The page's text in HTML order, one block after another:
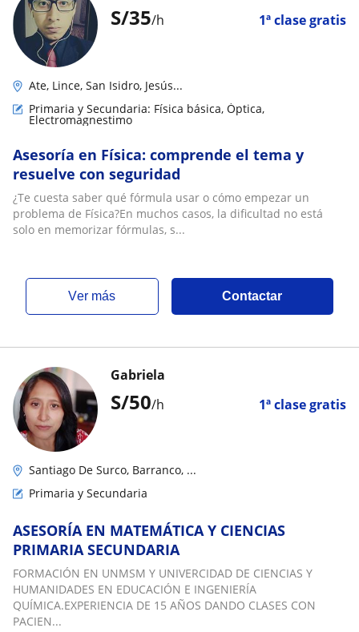
S/35/h 1ª clase gratis
Ate, Lince, San Isidro, Jesús...
Primaria y Secundaria: Física básica, Óptica,
Electromagnestimo
Asesoría en Física: comprende el tema y
resuelve con seguridad
¿Te cuesta saber qué fórmula usar o cómo empezar un
problema de Física?En muchos casos, la dificultad no está
solo en memorizar fórmulas, s...
ver más Contactar
S/50/h 1ª clase gratis
Gabriela
Santiago De Surco, Barranco, ...
Primaria y Secundaria
ASESORÍA EN MATEMÁTICA Y CIENCIAS
PRIMARIA SECUNDARIA
FORMACIÓN EN UNMSM Y UNIVERCIDAD DE CIENCIAS Y
HUMANIDADES EN EDUCACIÓN E INGENIERÍA
QUÍMICA.EXPERIENCIA DE 15 AÑOS DANDO CLASES CON
PACIEN...